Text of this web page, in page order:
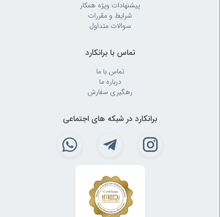
پیشنهادات ویژه همکار
شرایط و مقررات
سوالات متداول
تماس با برانکارد
تماس با ما
درباره ما
رهگیری سفارش
برانکارد در شبکه های اجتماعی